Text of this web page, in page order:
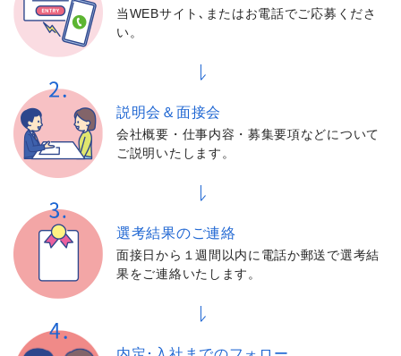
当WEBサイト､またはお電話でご応募くださ
い。
説明会＆面接会
会社概要・仕事内容・募集要項などについて
ご説明いたします。
選考結果のご連絡
面接日から１週間以内に電話か郵送で選考結
果をご連絡いたします。